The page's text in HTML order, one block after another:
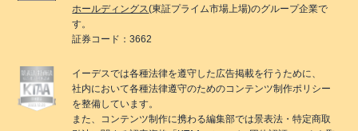
ホールディングス(東証プライム市場上場)のグループ企業で
す。
証券コード：3662
イーデスでは各種法律を遵守した広告掲載を行うために、
社内において各種法律遵守のためのコンテンツ制作ポリシー
を整備しています。
また、コンテンツ制作に携わる編集部では景表法・特定商取